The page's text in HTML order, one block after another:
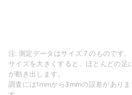
注: 測定データはサイズ 7 のものです。
サイズを大きくすると、ほとんどの足
が動き出します。
調査には1mmから3mmの誤差があり